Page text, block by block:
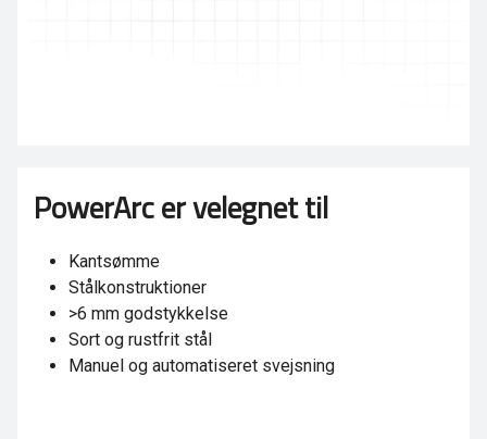
PowerArc er velegnet til
Kantsømme
Stålkonstruktioner
>6 mm godstykkelse
Sort og rustfrit stål
Manuel og automatiseret svejsning